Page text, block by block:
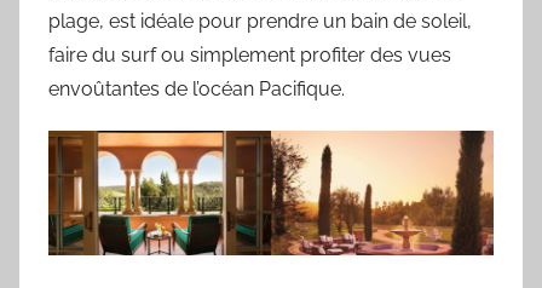
plage, est idéale pour prendre un bain de soleil,
faire du surf ou simplement profiter des vues
envoûtantes de l’océan Pacifique.